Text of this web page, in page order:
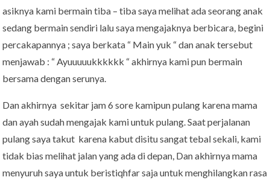
asiknya kami bermain tiba – tiba saya melihat ada seorang anak
sedang bermain sendiri lalu saya mengajaknya berbicara, begini
percakapannya ; saya berkata “ Main yuk “ dan anak tersebut
menjawab : “ Ayuuuuukkkkkk “ akhirnya kami pun bermain
bersama dengan serunya.
Dan akhirnya sekitar jam 6 sore kamipun pulang karena mama
dan ayah sudah mengajak kami untuk pulang. Saat perjalanan
pulang saya takut karena kabut disitu sangat tebal sekali, kami
tidak bias melihat jalan yang ada di depan, Dan akhirnya mama
menyuruh saya untuk beristiqhfar saja untuk menghilangkan rasa